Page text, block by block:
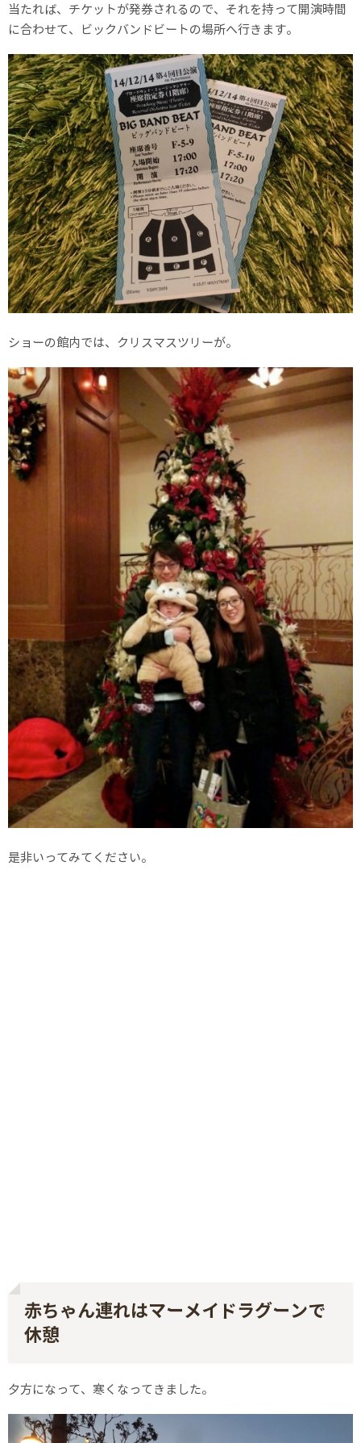
当たれば、チケットが発券されるので、それを持って開演時間
に合わせて、ビックバンドビートの場所へ行きます。
ショーの館内では、クリスマスツリーが。
是非いってみてください。
赤ちゃん連れはマーメイドラグーンで
休憩
夕方になって、寒くなってきました。